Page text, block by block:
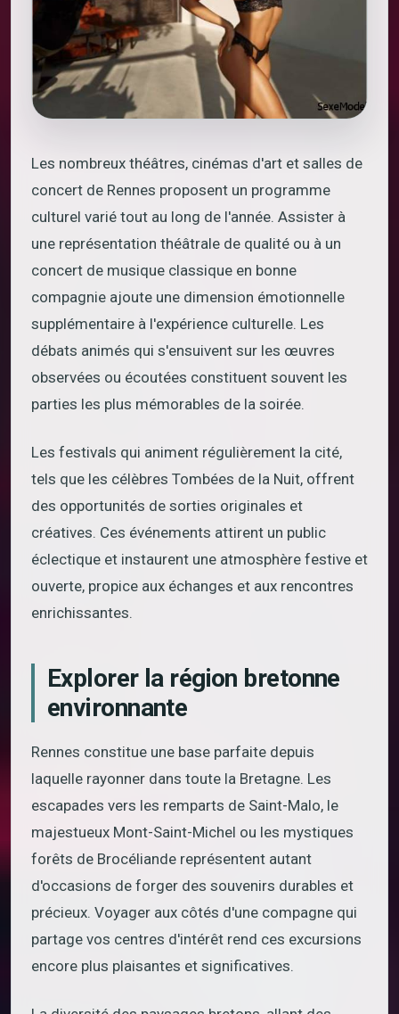
Les nombreux théâtres, cinémas d'art et salles de
concert de Rennes proposent un programme
culturel varié tout au long de l'année. Assister à
une représentation théâtrale de qualité ou à un
concert de musique classique en bonne
compagnie ajoute une dimension émotionnelle
supplémentaire à l'expérience culturelle. Les
débats animés qui s'ensuivent sur les œuvres
observées ou écoutées constituent souvent les
parties les plus mémorables de la soirée.
Les festivals qui animent régulièrement la cité,
tels que les célèbres Tombées de la Nuit, offrent
des opportunités de sorties originales et
créatives. Ces événements attirent un public
éclectique et instaurent une atmosphère festive et
ouverte, propice aux échanges et aux rencontres
enrichissantes.
Explorer la région bretonne
environnante
Rennes constitue une base parfaite depuis
laquelle rayonner dans toute la Bretagne. Les
escapades vers les remparts de Saint-Malo, le
majestueux Mont-Saint-Michel ou les mystiques
forêts de Brocéliande représentent autant
d'occasions de forger des souvenirs durables et
précieux. Voyager aux côtés d'une compagne qui
partage vos centres d'intérêt rend ces excursions
encore plus plaisantes et significatives.